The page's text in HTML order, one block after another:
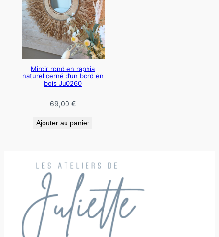
Miroir rond en raphia
naturel cerné d’un bord en
bois Ju0260
69,00€
Ajouter au panier